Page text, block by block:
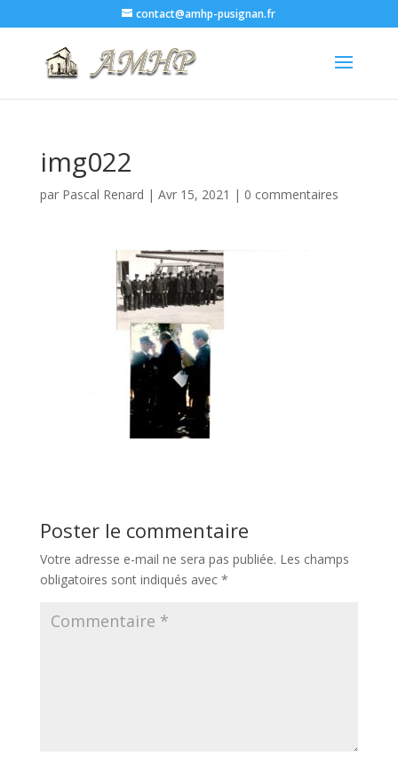
contact@amhp-pusignan.fr
img022
par Pascal Renard | Avr 15, 2021 | 0 commentaires
Poster le commentaire
Votre adresse e-mail ne sera pas publiée. Les champs
obligatoires sont indiqués avec *